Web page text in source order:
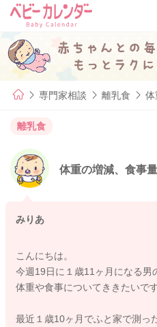
専門家相談 離乳食 体
離乳食
体重の増減、食事
みりあ
こんにちは。
今週19日に１歳11ヶ月になる男
体重や食事についてききたいです
最近１歳10ヶ月でふと家で測っ